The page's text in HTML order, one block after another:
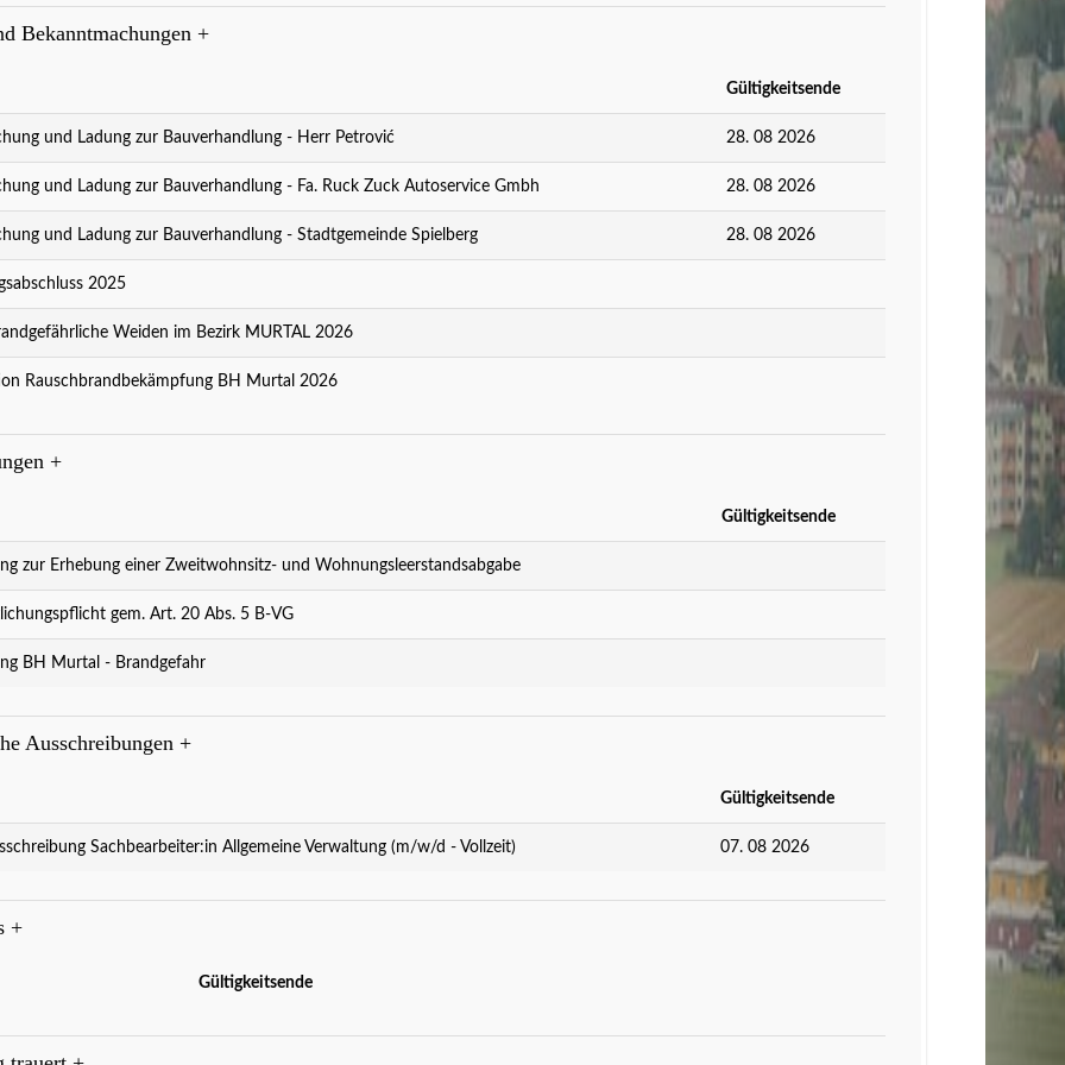
Kultur - Kultur ist Spielberg!
Bekanntmachungen +
Gültigkeitsende
und Ladung zur Bauverhandlung - Herr Petrović 28. 08 2026
und Ladung zur Bauverhandlung - Fa. Ruck Zuck Autoservice Gmbh 28. 08 2026
und Ladung zur Bauverhandlung - Stadtgemeinde Spielberg 28. 08 2026
2025
Weiden im Bezirk MURTAL 2026
Rauschbrandbekämpfung BH Murtal 2026
+
Gültigkeitsende
zur Erhebung einer Zweitwohnsitz- und Wohnungsleerstandsabgabe
gem. Art. 20 Abs. 5 B-VG
BH Murtal - Brandgefahr
Ausschreibungen +
Gültigkeitsende
Sachbearbeiter:in Allgemeine Verwaltung (m/w/d - Vollzeit) 07. 08 2026
+
Gültigkeitsende